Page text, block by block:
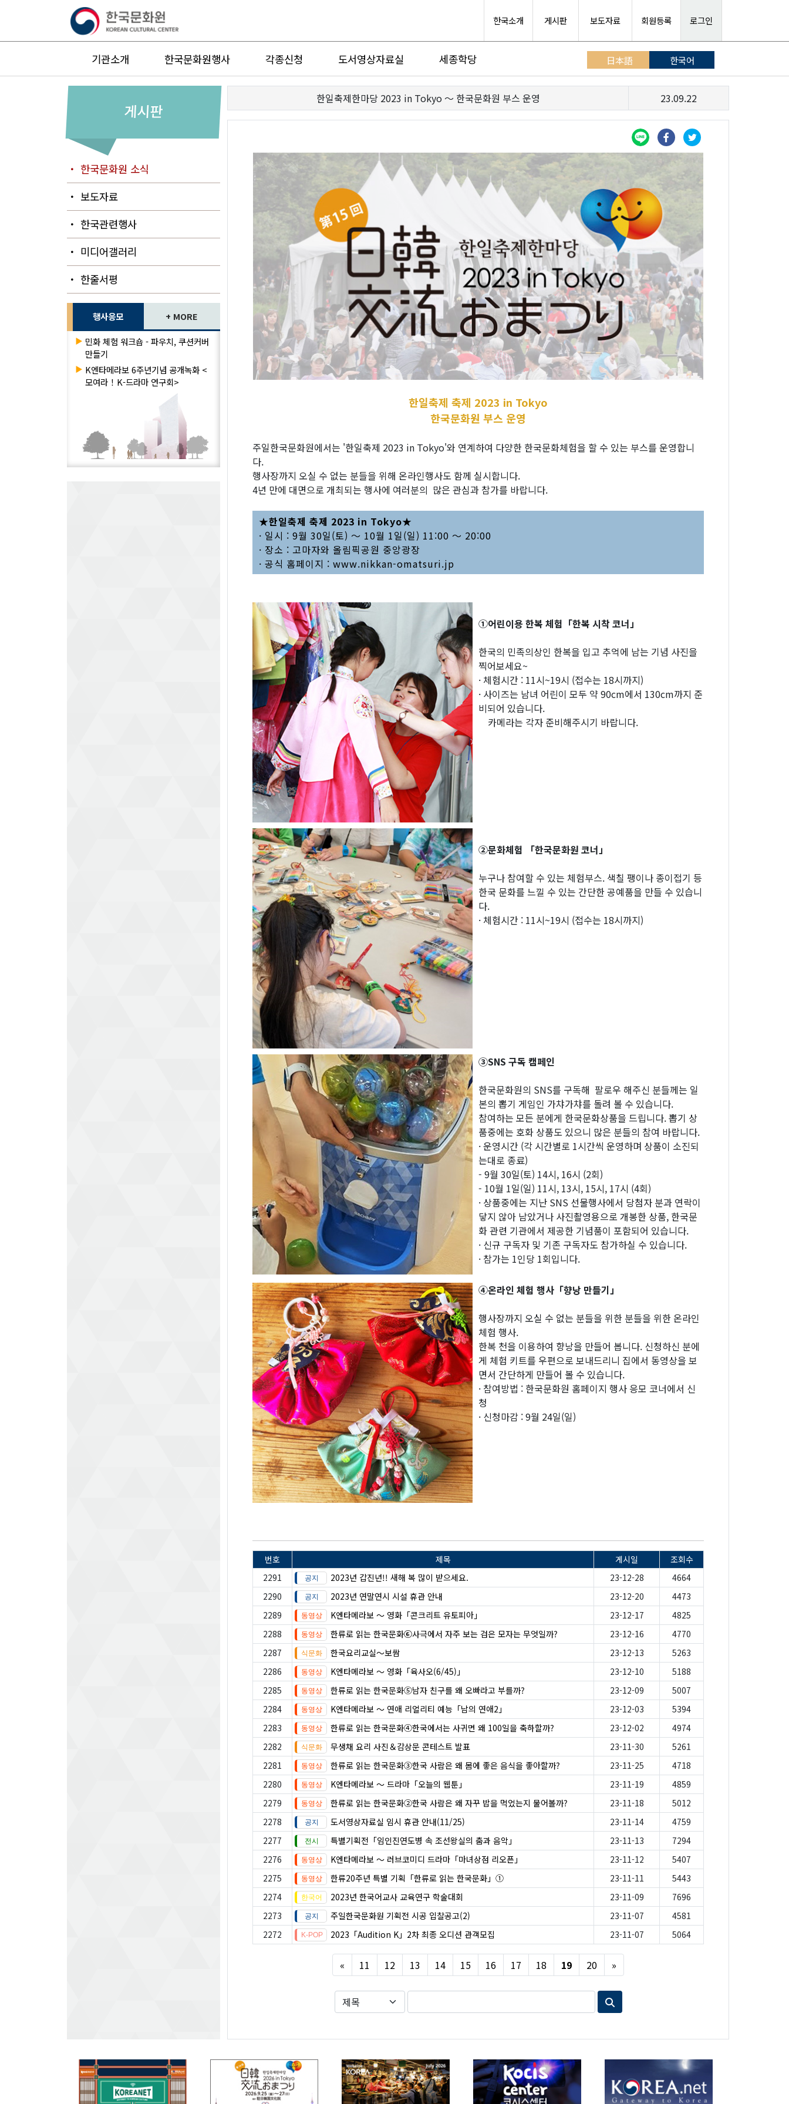
한국소개 게시판 보도자료 회원등록 로그인
기관소개 한국문화원행사 각종신청 도서영상자료실 세종학당 日本語 한국어
게시판
・ 한국문화원 소식
・ 보도자료
・ 한국관련행사
・ 미디어갤러리
・ 한줄서평
행사응모 + MORE
▶ 민화 체험 워크숍 - 파우치, 쿠션커버
만들기
▶ K엔타메라보 6주년기념 공개녹화 <
모여라！K-드라마 연구회>
한일축제한마당 2023 in Tokyo 〜 한국문화원 부스 운영 23.09.22
한일축제 축제 2023 in Tokyo
한국문화원 부스 운영
주일한국문화원에서는 '한일축제 2023 in Tokyo'와 연계하여 다양한 한국문화체험을 할 수 있는 부스를 운영합니
다.
행사장까지 오실 수 없는 분들을 위해 온라인행사도 함께 실시합니다.
4년 만에 대면으로 개최되는 행사에 여러분의 많은 관심과 참가를 바랍니다.
★한일축제 축제 2023 in Tokyo★
· 일시 : 9월 30일(토) 〜 10월 1일(일) 11:00 〜 20:00
· 장소 : 고마자와 올림픽공원 중앙광장
· 공식 홈페이지 : www.nikkan-omatsuri.jp
①어린이용 한복 체험「한복 시착 코너」
한국의 민족의상인 한복을 입고 추억에 남는 기념 사진을
찍어보세요~
· 체험시간 : 11시~19시 (접수는 18시까지)
· 사이즈는 남녀 어린이 모두 약 90cm에서 130cm까지 준
비되어 있습니다.
카메라는 각자 준비해주시기 바랍니다.
②문화체험 「한국문화원 코너」
누구나 참여할 수 있는 체험부스. 색칠 팽이나 종이접기 등
한국 문화를 느낄 수 있는 간단한 공예품을 만들 수 있습니
다.
· 체험시간 : 11시~19시 (접수는 18시까지)
③SNS 구독 캠페인
한국문화원의 SNS를 구독해 팔로우 해주신 분들께는 일
본의 뽑기 게임인 가챠가챠를 돌려 볼 수 있습니다.
참여하는 모든 분에게 한국문화상품을 드립니다. 뽑기 상
품중에는 호화 상품도 있으니 많은 분들의 참여 바랍니다.
· 운영시간 (각 시간별로 1시간씩 운영하며 상품이 소진되
는대로 종료)
- 9월 30일(토) 14시, 16시 (2회)
- 10월 1일(일) 11시, 13시, 15시, 17시 (4회)
· 상품중에는 지난 SNS 선물행사에서 당첨자 분과 연락이
닿지 않아 남았거나 사진촬영용으로 개봉한 상품, 한국문
화 관련 기관에서 제공한 기념품이 포함되어 있습니다.
· 신규 구독자 및 기존 구독자도 참가하실 수 있습니다.
· 참가는 1인당 1회입니다.
④온라인 체험 행사「향낭 만들기」
행사장까지 오실 수 없는 분들을 위한 분들을 위한 온라인
체험 행사.
한복 천을 이용하여 향낭을 만들어 봅니다. 신청하신 분에
게 체험 키트를 우편으로 보내드리니 집에서 동영상을 보
면서 간단하게 만들어 볼 수 있습니다.
· 참여방법 : 한국문화원 홈페이지 행사 응모 코너에서 신
청
· 신청마감 : 9월 24일(일)
번호 제목 게시일
조회수
2291
2023년 갑진년!! 새해 복 많이 받으세요. 23-12-28
4664
2290
2023년 연말연시 시설 휴관 안내 23-12-20
4473
2289
K엔타메라보 ～ 영화「콘크리트 유토피아」 23-12-17
4825
2288
한류로 읽는 한국문화⑥사극에서 자주 보는 검은 모자는 무엇일까? 23-12-16
4770
2287
한국요리교실〜보쌈 23-12-13
5263
2286
K엔타메라보 ～ 영화「육사오(6/45)」 23-12-10
5188
2285
한류로 읽는 한국문화⑤남자 친구를 왜 오빠라고 부를까? 23-12-09
5007
2284
K엔타메라보 ～ 연애 리얼리티 예능「남의 연애2」 23-12-03
5394
2283
한류로 읽는 한국문화④한국에서는 사귀면 왜 100일을 축하할까? 23-12-02
4974
2282
무생채 요리 사진＆감상문 콘테스트 발표 23-11-30
5261
2281
한류로 읽는 한국문화③한국 사람은 왜 몸에 좋은 음식을 좋아할까? 23-11-25
4718
2280
K엔타메라보 ～ 드라마「오늘의 웹툰」 23-11-19
4859
2279
한류로 읽는 한국문화②한국 사람은 왜 자꾸 밥을 먹었는지 물어볼까? 23-11-18
5012
2278
도서영상자료실 임시 휴관 안내(11/25) 23-11-14
4759
2277
특별기획전「임인진연도병 속 조선왕실의 춤과 음악」 23-11-13
7294
2276
K엔타메라보 ～ 러브코미디 드라마「마녀상점 리오픈」 23-11-12
5407
2275
한류20주년 특별 기획「한류로 읽는 한국문화」① 23-11-11
5443
2274
2023년 한국어교사 교육연구 학술대회 23-11-09
7696
2273
주일한국문화원 기획전 시공 입찰공고(2) 23-11-07
4581
2272
2023「Audition K」2차 최종 오디션 관객모집 23-11-07 5064
« Previous
11 12 13 14 15 16 17 18 19 20 »